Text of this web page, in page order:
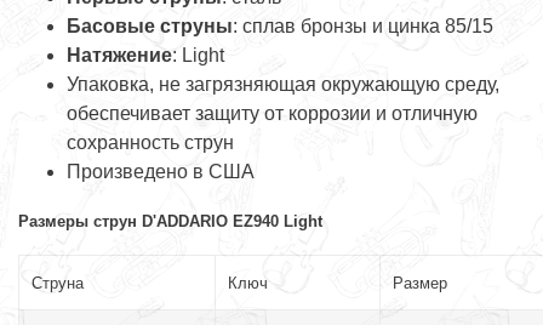
Басовые струны: сплав бронзы и цинка 85/15
Натяжение: Light
Упаковка, не загрязняющая окружающую среду,
обеспечивает защиту от коррозии и отличную
сохранность струн
Произведено в США
Размеры струн D'ADDARIO EZ940 Light
Струна Ключ Размер